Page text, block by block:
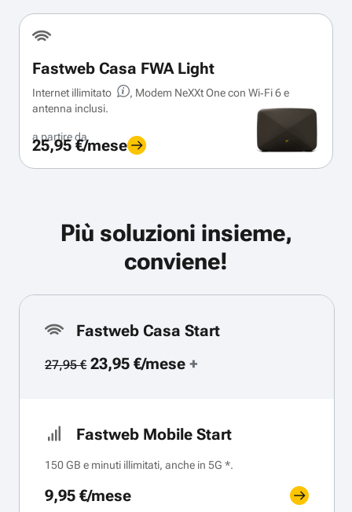
Fastweb Casa FWA Light
Internet illimitato
, Modem NeXXt One con Wi‑Fi 6 e
antenna inclusi.
a partire da
25,95 €/mese
Più soluzioni insieme,
conviene!
Fastweb Casa Start
27,95 €23,95 €/mese+
Fastweb Mobile Start
150 GB e minuti illimitati, anche in 5G *.
9,95 €/mese